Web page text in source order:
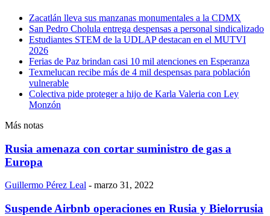
Zacatlán lleva sus manzanas monumentales a la CDMX
San Pedro Cholula entrega despensas a personal sindicalizado
Estudiantes STEM de la UDLAP destacan en el MUTVI
2026
Ferias de Paz brindan casi 10 mil atenciones en Esperanza
Texmelucan recibe más de 4 mil despensas para población
vulnerable
Colectiva pide proteger a hijo de Karla Valeria con Ley
Monzón
Más notas
Rusia amenaza con cortar suministro de gas a
Europa
Guillermo Pérez Leal - marzo 31, 2022
Suspende Airbnb operaciones en Rusia y Bielorrusia